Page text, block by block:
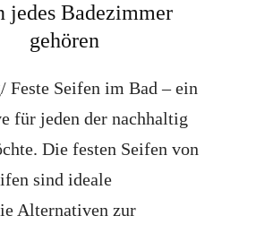
jedes Badezimmer
gehören
Feste Seifen im Bad – ein
für jeden der nachhaltig
Die festen Seifen von
sind ideale
Alternativen zur